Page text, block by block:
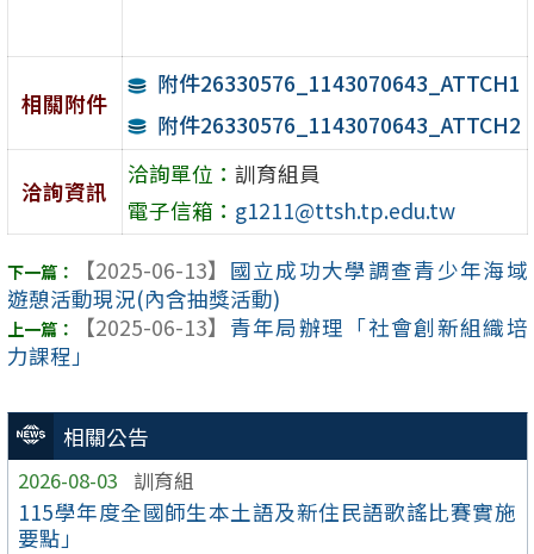
相關公告
2026-08-03 訓育組
115學年度全國師生本土語及新住民語歌謠比賽實施
要點」
相關附件
附件26330576_1143070643_ATTCH1
附件26330576_1143070643_ATTCH2
洽詢資訊
洽詢單位： 訓育組員
電子信箱： g1211@ttsh.tp.edu.tw
【2025-06-13】 國立成功大學調查青少年海域
遊憩活動現況(內含抽獎活動)
【2025-06-13】 青年局辦理「社會創新組織培
力課程」